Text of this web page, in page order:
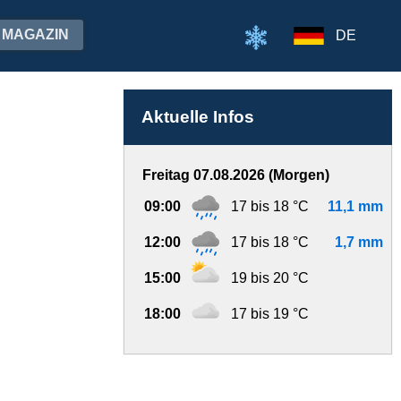
MAGAZIN DE
Aktuelle Infos
Freitag 07.08.2026 (Morgen)
09:00 17 bis 18 °C 11,1 mm
12:00 17 bis 18 °C 1,7 mm
15:00 19 bis 20 °C
18:00 17 bis 19 °C